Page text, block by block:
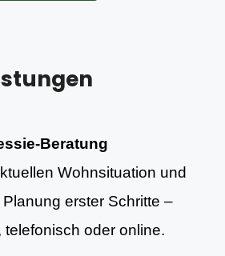
Beratung
Wohnsituation und
erster Schritte –
telefonisch oder online.